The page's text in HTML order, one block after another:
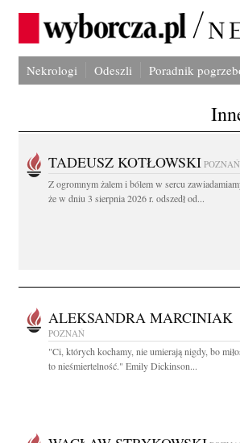
Nekrologi Odeszli Poradnik
TADEUSZ KOTŁOWSKI POZNAŃ
Z ogromnym żalem i bólem w sercu
że w dniu 3 sierpnia 2026 r. odszedł od...
ALEKSANDRA MARCINIAK
POZNAŃ
"Ci, których kochamy, nie umierają nigdy, bo
to nieśmiertelność." Emily Dickinson...